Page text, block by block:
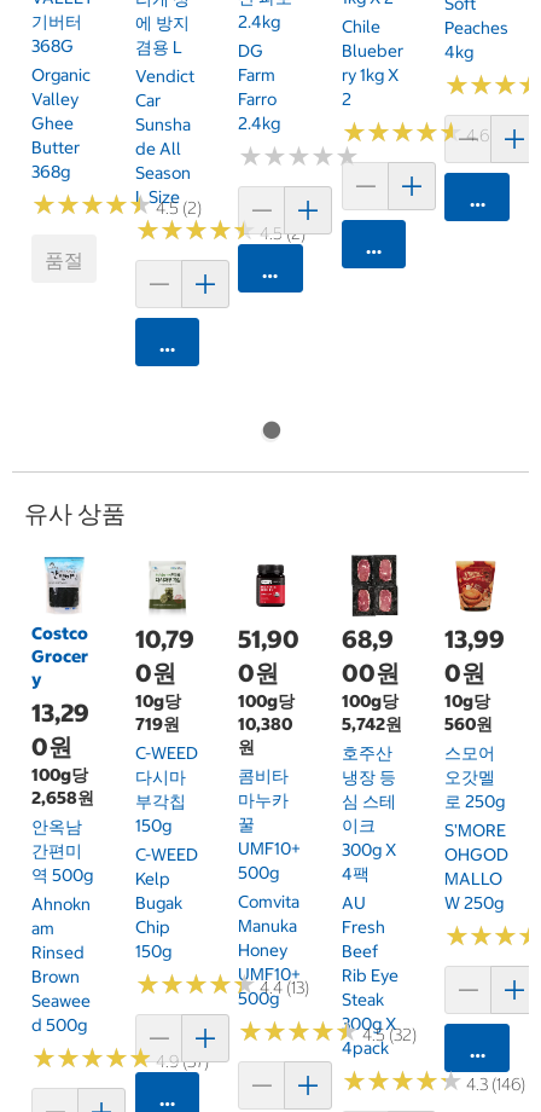
기버터
368G
Organic
Valley
Ghee
Butter
368g
★★★★★
★★★★★4.5 (2)
품절
에 방지
겸용 L
Vendict
Car
Sunsha
De All
Season
L Size
★★★★★
★★★★★4.5 (2)
카트에 담기
2.4kg
DG
Farm
Farro
2.4kg
★★★★★
★★★★★
카트에 담기
Chile
Blueber
Ry 1kg X
2
★★★★★
★★★★★4.6 (68)
카트에 담기
Peaches
4kg
★★★
★★★
카트에
유사 상품
Costco
Grocer
y
13,29
0원
100g당
2,658원
안옥남
간편미
역 500g
Ahnokn
Am
Rinsed
Brown
Seawee
D 500g
★★★★★
★★★★★4.9 (37)
10,79
0원
10g당
719원
C-WEED
다시마
부각칩
150g
C-WEED
Kelp
Bugak
Chip
150g
★★★★★
★★★★★4.4 (13)
카트에 담기
51,90
0원
100g당
10,380
원
콤비타
마누카
꿀
UMF10+
500g
Comvita
Manuka
Honey
UMF10+
500g
★★★★★
★★★★★4.5 (32)
68,9
00원
100g당
5,742원
호주산
냉장 등
심 스테
이크
300g X
4팩
AU
Fresh
Beef
Rib Eye
Steak
300g X
4pack
★★★★★
★★★★★4.3 (146)
13,99
0원
10g당
560원
스모어
오갓멜
로 250g
S'MORE
OHGOD
MALLO
W 250g
★★★
★★★
카트에